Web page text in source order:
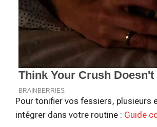
Pour tonifier vos fessiers, plusieurs
intégrer dans votre routine : Guide